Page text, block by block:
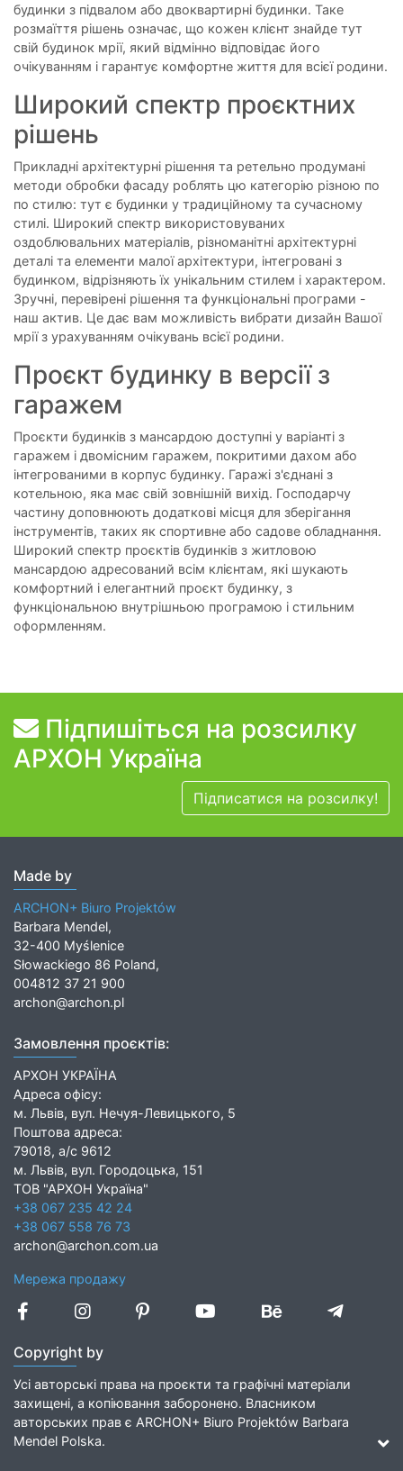
будинки з підвалом або двоквартирні будинки. Таке
розмаїття рішень означає, що кожен клієнт знайде тут
свій будинок мрії, який відмінно відповідає його
очікуванням і гарантує комфортне життя для всієї родини.
Широкий спектр проєктних
рішень
Прикладні архітектурні рішення та ретельно продумані
методи обробки фасаду роблять цю категорію різною по
по стилю: тут є будинки у традиційному та сучасному
стилі. Широкий спектр використовуваних
оздоблювальних матеріалів, різноманітні архітектурні
деталі та елементи малої архітектури, інтегровані з
будинком, відрізняють їх унікальним стилем і характером.
Зручні, перевірені рішення та функціональні програми -
наш актив. Це дає вам можливість вибрати дизайн Вашої
мрії з урахуванням очікувань всієї родини.
Проєкт будинку в версії з
гаражем
Проєкти будинків з мансардою доступні у варіанті з
гаражем і двомісним гаражем, покритими дахом або
інтегрованими в корпус будинку. Гаражі з'єднані з
котельною, яка має свій зовнішній вихід. Господарчу
частину доповнюють додаткові місця для зберігання
інструментів, таких як спортивне або садове обладнання.
Широкий спектр проєктів будинків з житловою
мансардою адресований всім клієнтам, які шукають
комфортний і елегантний проєкт будинку, з
функціональною внутрішньою програмою і стильним
оформленням.
Підпишіться на розсилку
АРХОН Україна
Підписатися на розсилку!
Made by
ARCHON+ Biuro Projektów
Barbara Mendel,
32-400 Myślenice
Słowackiego 86 Poland,
004812 37 21 900
archon@archon.pl
Замовлення проєктів:
АРХОН УКРАЇНА
Адреса офісу:
м. Львів, вул. Нечуя-Левицького, 5
Поштова адреса:
79018, а/с 9612
м. Львів, вул. Городоцька, 151
ТОВ "АРХОН Україна"
+38 067 235 42 24
+38 067 558 76 73
archon@archon.com.ua
Мережа продажу
Copyright by
Усі авторські права на проєкти та графічні матеріали
захищені, а копіювання заборонено. Власником
авторських прав є ARCHON+ Biuro Projektów Barbara
Mendel Polska.